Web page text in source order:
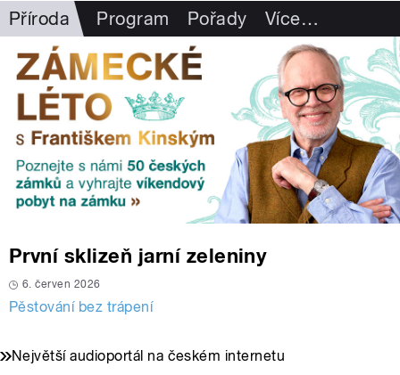
Příroda Program Pořady Více…
První sklizeň jarní zeleniny
6. červen 2026
Pěstování bez trápení
Největší audioportál na českém internetu